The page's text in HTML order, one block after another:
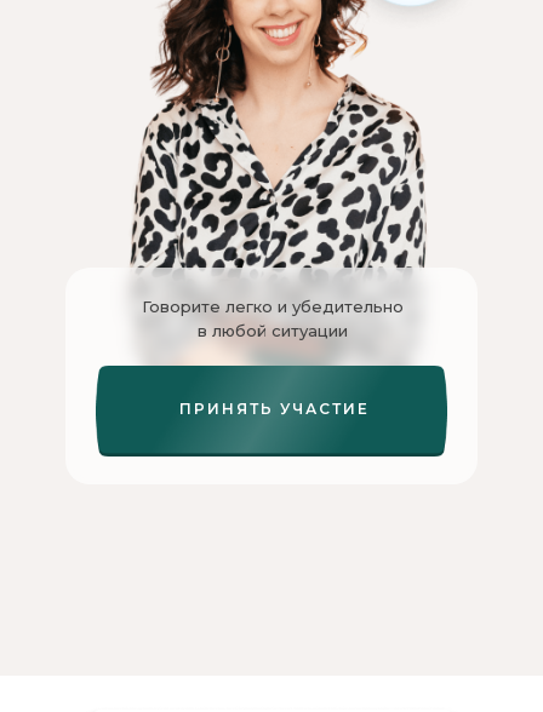
ПРИНЯТЬ УЧАСТИЕ
Говорите легко и убедительно
в любой ситуации